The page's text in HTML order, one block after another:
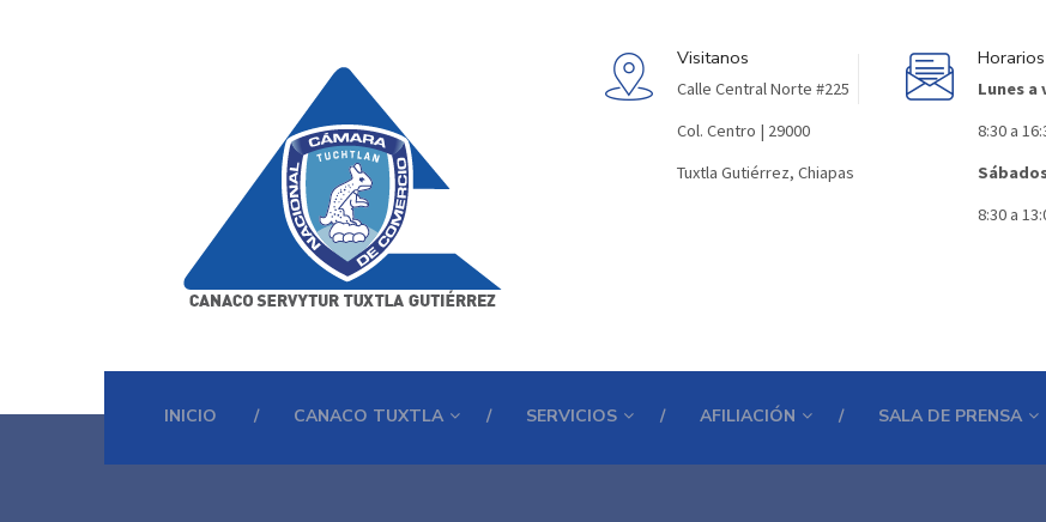
Visitanos
Calle Central Norte #225
Col. Centro | 29000
Tuxtla Gutiérrez, Chiapas
Lunes a
8:30 a
8:30 a
INICIO CANACO TUXTLA SERVICIOS AFILIACIÓN SALA DE PRENSA